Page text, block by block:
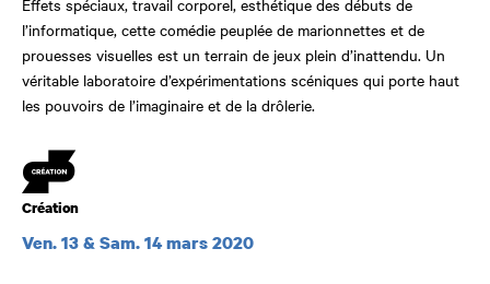
Effets spéciaux, travail corporel, esthétique des débuts de
l’informatique, cette comédie peuplée de marionnettes et de
prouesses visuelles est un terrain de jeux plein d’inattendu. Un
véritable laboratoire d’expérimentations scéniques qui porte haut
les pouvoirs de l’imaginaire et de la drôlerie.
Création
Création
Ven. 13 & Sam. 14 mars 2020